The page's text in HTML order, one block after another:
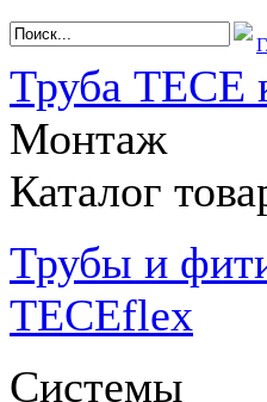
Труба TECE
Монтаж
Каталог
Трубы и
TECEflex
Системы